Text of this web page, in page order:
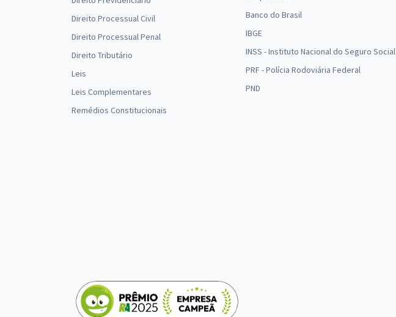
Direito Processual Civil
Direito Processual Penal
Direito Tributário
Leis
Leis Complementares
Remédios Constitucionais
Banco do Brasil
IBGE
INSS - Instituto Nacional do Seguro Social
PRF - Polícia Rodoviária Federal
PND